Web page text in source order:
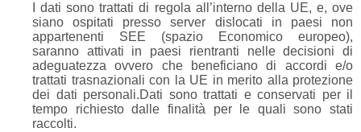
I dati sono trattati di regola all’interno della UE, e, ove
siano ospitati presso server dislocati in paesi non
appartenenti SEE (spazio Economico europeo),
saranno attivati in paesi rientranti nelle decisioni di
adeguatezza ovvero che beneficiano di accordi e/o
trattati trasnazionali con la UE in merito alla protezione
dei dati personali.Dati sono trattati e conservati per il
tempo richiesto dalle finalità per le quali sono stati
raccolti.